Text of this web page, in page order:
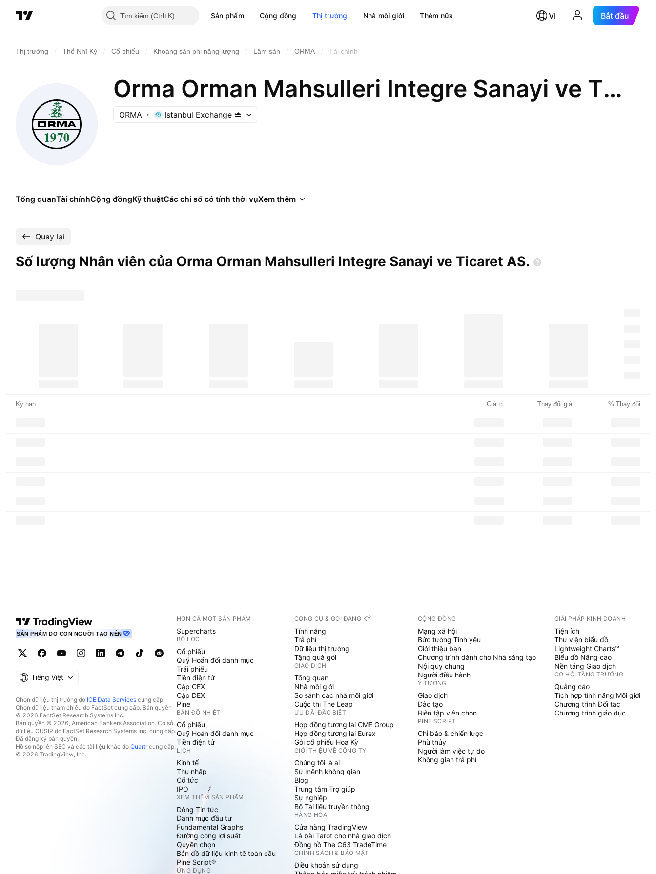
Tìm kiếm Sản phẩm Cộng đồng Thị trường Nhà môi giới Thêm nữa VI Bắt đầu
Thị trường Thổ Nhĩ Kỳ Cổ phiếu Khoáng sản phi năng lượng Lâm sản ORMA Tài chính
Orma Orman Mahsulleri Integre Sanayi ve Ticaret AS
ORMA Istanbul Exchange
Tổng quanTài chínhCộng đồngKỹ thuậtCác chỉ số có tính thời vụXem thêm
Quay lại
Số lượng Nhân viên của Orma Orman Mahsulleri Integre Sanayi ve Ticaret AS.
Kỳ hạn Giá trị Thay đổi giá % Thay đổi
SẢN PHẨM DO CON NGƯỜI TẠO NÊN
Tiếng Việt
Chọn dữ liệu thị trường do ICE Data Services cung cấp.
Chọn dữ liệu tham chiếu do FactSet cung cấp. Bản quyền
© 2026 FactSet Research Systems Inc.
Bản quyền © 2026, American Bankers Association. Cơ sở
dữ liệu CUSIP do FactSet Research Systems Inc. cung cấp.
Đã đăng ký bản quyền.
Hồ sơ nộp lên SEC và các tài liệu khác do Quartrcung cấp.
© 2026 TradingView, Inc.
HƠN CẢ MỘT SẢN PHẨM
Supercharts
BỘ LỌC
Cổ phiếu
Quỹ Hoán đổi danh mục
Trái phiếu
Tiền điện tử
Cặp CEX
Cặp DEX
Pine
BẢN ĐỒ NHIỆT
Cổ phiếu
Quỹ Hoán đổi danh mục
Tiền điện tử
LỊCH
Kinh tế
Thu nhập
Cổ tức
IPO
XEM THÊM SẢN PHẨM
Dòng Tin tức
Danh mục đầu tư
Fundamental Graphs
Đường cong lợi suất
Quyền chọn
Bản đồ dữ liệu kinh tế toàn cầu
Pine Script®
ỨNG DỤNG
CÔNG CỤ & GÓI ĐĂNG KÝ
Tính năng
Trả phí
Dữ liệu thị trường
Tặng quà gói
GIAO DỊCH
Tổng quan
Nhà môi giới
So sánh các nhà môi giới
Cuộc thi The Leap
ƯU ĐÃI ĐẶC BIỆT
Hợp đồng tương lai CME Group
Hợp đồng tương lai Eurex
Gói cổ phiếu Hoa Kỳ
GIỚI THIỆU VỀ CÔNG TY
Chúng tôi là ai
Sứ mệnh không gian
Blog
Trung tâm Trợ giúp
Sự nghiệp
Bộ Tài liệu truyền thông
HÀNG HÓA
Cửa hàng TradingView
Lá bài Tarot cho nhà giao dịch
Đồng hồ The C63 TradeTime
CHÍNH SÁCH & BẢO MẬT
Điều khoản sử dụng
CỘNG ĐỒNG
Mạng xã hội
Bức tường Tình yêu
Giới thiệu bạn
Chương trình dành cho Nhà sáng tạo
Nội quy chung
Người điều hành
Ý TƯỞNG
Giao dịch
Đào tạo
Biên tập viên chọn
PINE SCRIPT
Chỉ báo & chiến lược
Phù thủy
Người làm việc tự do
Không gian trả phí
GIẢI PHÁP KINH DOANH
Tiện ích
Thư viện biểu đồ
Lightweight Charts™
Biểu đồ Nâng cao
Nền tảng Giao dịch
CƠ HỘI TĂNG TRƯỞNG
Quảng cáo
Tích hợp tính năng Môi giới
Chương trình Đối tác
Chương trình giáo dục